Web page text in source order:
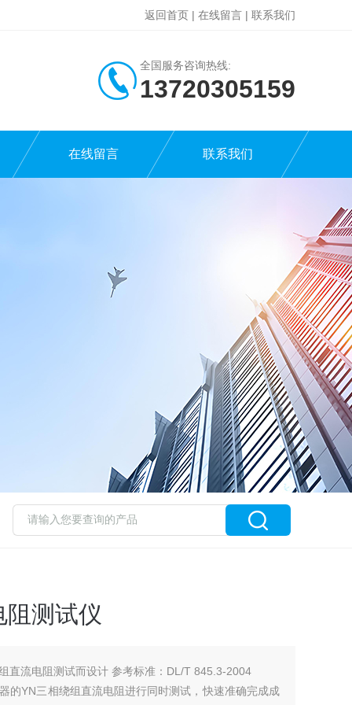
返回首页 | 在线留言 | 联系我们
全国服务咨询热线:
13720305159
在线留言 联系我们
阻测试仪
直流电阻测试而设计 参考标准：DL/T 845.3-2004
的YN三相绕组直流电阻进行同时测试，快速准确完成成